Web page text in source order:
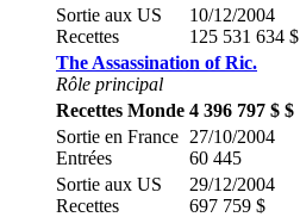
Sortie aux US
Recettes
10/12/2004
125 531 634 $
The Assassination of Ric.
Rôle principal
Recettes Monde 4 396 797 $ $
Sortie en France
Entrées
27/10/2004
60 445
Sortie aux US
Recettes
29/12/2004
697 759 $